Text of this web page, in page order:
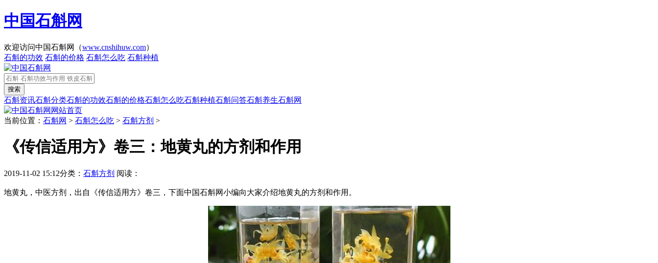
中国石斛网
欢迎访问中国石斛网（www.cnshihuw.com）
石斛的功效 石斛的价格 石斛怎么吃 石斛种植
石斛资讯石斛分类石斛的功效石斛的价格石斛怎么吃石斛种植石斛问答石斛养生石斛网
网站首页
当前位置： 石斛网 > 石斛怎么吃 > 石斛方剂 >
《传信适用方》卷三：地黄丸的方剂和作用
2019-11-02 15:12分类： 石斛方剂 阅读：
地黄丸，中医方剂，出自《传信适用方》卷三，下面中国石斛网小编向大家介绍地黄丸的方剂和作用。